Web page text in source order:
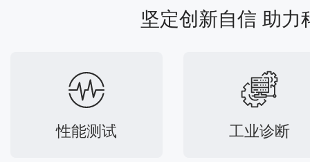
坚定创新自信 助力
性能测试 工业诊断